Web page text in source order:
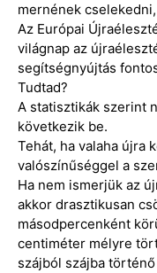
mernének
Az Európai
világnap az
segítségnyújtás
Tudtad?
A statisztikák szerint
következik be.
Tehát, ha valaha újra
valószínűséggel a
Ha nem ismerjük az
akkor drasztikusan
másodpercenként
centiméter mélyre
szájból szájba